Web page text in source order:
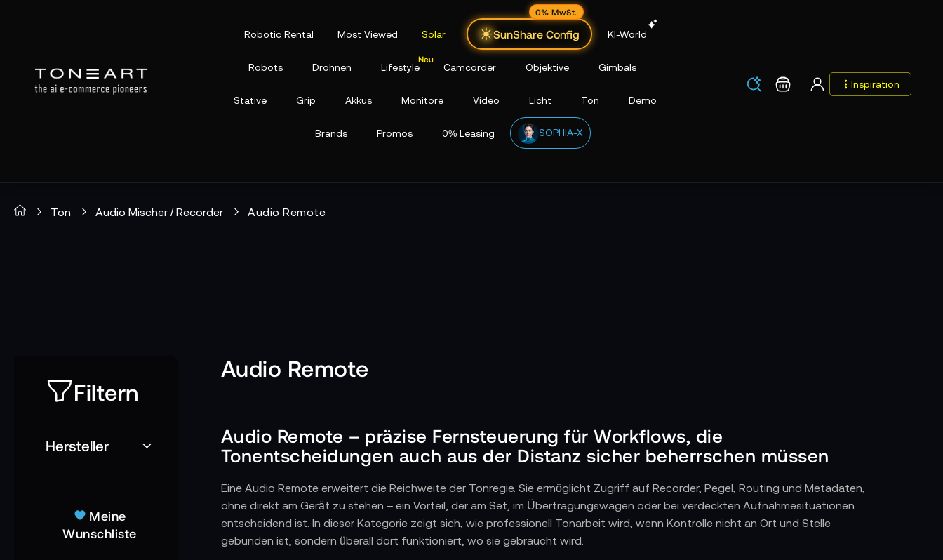
Robotic Rental Most Viewed Solar SunShare Config
0% MwSt.
KI-World
Robots Drohnen Lifestyle Camcorder Objektive Gimbals
Stative Grip Akkus Monitore Video Licht Ton Demo
Brands Promos 0% Leasing SOPHIA-X
Los Warenkorb Inspiration
Ton Audio Mischer / Recorder Audio Remote
Audio Remote
Audio Remote – präzise Fernsteuerung für Workflows, die
Tonentscheidungen auch aus der Distanz sicher beherrschen müssen
Eine Audio Remote erweitert die Reichweite der Tonregie. Sie ermöglicht Zugriff auf Recorder, Pegel, Routing und Metadaten,
ohne direkt am Gerät zu stehen – ein Vorteil, der am Set, im Übertragungswagen oder bei verdeckten Aufnahmesituationen
entscheidend ist. In dieser Kategorie zeigt sich, wie professionell Tonarbeit wird, wenn Kontrolle nicht an Ort und Stelle
gebunden ist, sondern überall dort funktioniert, wo sie gebraucht wird.
Filtern
Hersteller
Meine
Wunschliste